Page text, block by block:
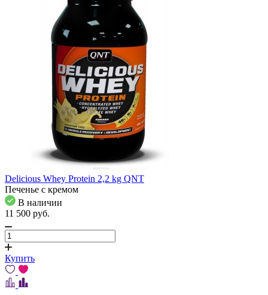
Delicious Whey Protein 2,2 kg QNT
Печенье с кремом
В наличии
11 500 pуб.
Купить